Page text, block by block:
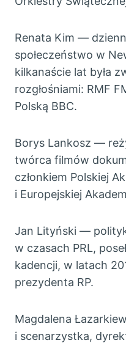
Renata Kim —
społeczeństwo w
kilkanaście lat była
rozgłośniami: RMF
Polską BBC.
Borys Lankosz —
twórca filmów
członkiem Polskiej
i Europejskiej
Jan Lityński —
w czasach PRL,
kadencji, w latach
prezydenta RP.
Magdalena
i scenarzystka,